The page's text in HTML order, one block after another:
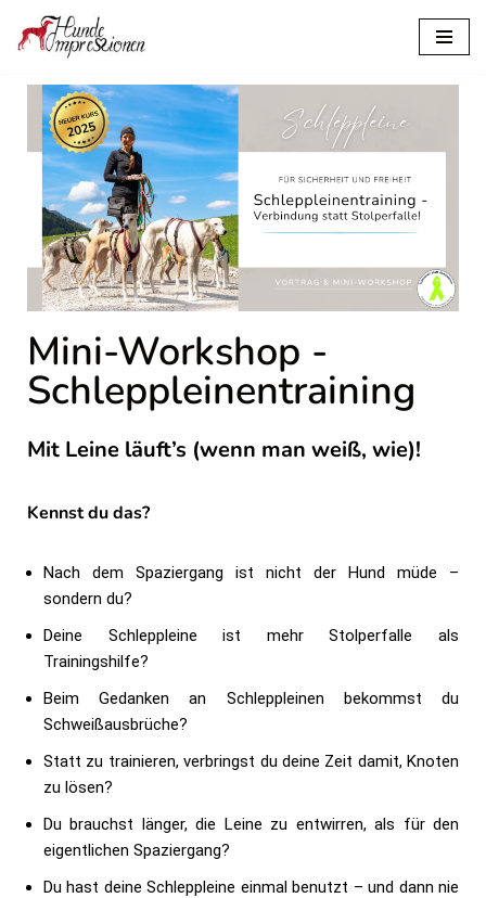
Zum
Inhalt
springen
Mini-Workshop -
Schleppleinentraining
Mit Leine läuft’s (wenn man weiß, wie)!
Kennst du das?
Nach dem Spaziergang ist nicht der Hund müde –
sondern du?
Deine Schleppleine ist mehr Stolperfalle als
Trainingshilfe?
Beim Gedanken an Schleppleinen bekommst du
Schweißausbrüche?
Statt zu trainieren, verbringst du deine Zeit damit, Knoten
zu lösen?
Du brauchst länger, die Leine zu entwirren, als für den
eigentlichen Spaziergang?
Du hast deine Schleppleine einmal benutzt – und dann nie